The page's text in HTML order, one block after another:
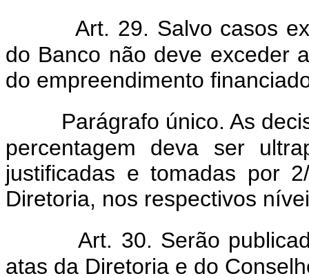
Art. 29. Salvo casos
do Banco não deve exceder
do empreendimento
Parágrafo único. As
percentagem deva ser
justificadas e tomadas por
Diretoria, nos respectivos
Art. 30. Serão
atas da Diretoria e do